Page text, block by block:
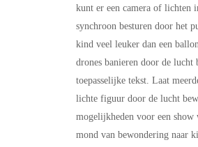
kunt er een camera of lichten
synchroon besturen door het
kind veel leuker dan een
drones banieren door de lucht
toepasselijke tekst. Laat
lichte figuur door de lucht
mogelijkheden voor een show
mond van bewondering naar